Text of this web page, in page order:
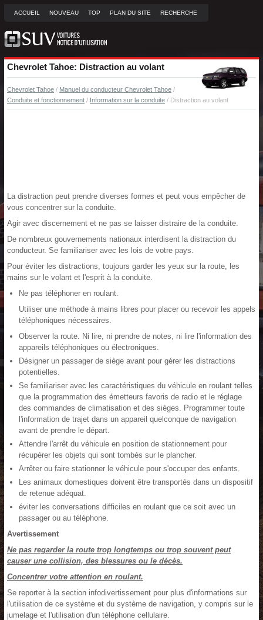
ACCUEIL NOUVEAU TOP PLAN DU SITE RECHERCHE
Chevrolet Tahoe: Distraction au volant
Chevrolet Tahoe / Manuel du conducteur Chevrolet Tahoe /
Conduite et fonctionnement / Information sur la conduite / Distraction au volant
La distraction peut prendre diverses formes et peut vous empêcher de
vous concentrer sur la conduite.
Agir avec discernement et ne pas se laisser distraire de la conduite.
De nombreux gouvernements nationaux interdisent la distraction du
conducteur. Se familiariser avec les lois de votre pays.
Pour éviter les distractions, toujours garder les yeux sur la route, les
mains sur le volant et l'esprit à la conduite.
Ne pas téléphoner en roulant.
Utiliser une méthode à mains libres pour placer ou recevoir les appels
téléphoniques nécessaires.
Observer la route. Ni lire, ni prendre de notes, ni lire l'information des
appareils téléphoniques ou électroniques.
Désigner un passager de siège avant pour gérer les distractions
potentielles.
Se familiariser avec les caractéristiques du véhicule en roulant telles
que la programmation des émetteurs favoris de radio et le réglage
des commandes de climatisation et des sièges. Programmer toute
l'information de trajet dans un appareil quelconque de navigation
avant de prendre le départ.
Attendre l'arrêt du véhicule en position de stationnement pour
récupérer les objets qui sont tombés sur le plancher.
Arrêter ou faire stationner le véhicule pour s'occuper des enfants.
Les animaux domestiques doivent être transportés dans un dispositif
de retenue adéquat.
éviter les conversations difficiles en roulant que ce soit avec un
passager ou au téléphone.
Avertissement
Ne pas regarder la route trop longtemps ou trop souvent peut
causer une collision, des blessures ou le décès.
Concentrer votre attention en roulant.
Se reporter à la section infodivertissement pour plus d'informations sur
l'utilisation de ce système et du système de navigation, y compris sur le
jumelage et l'utilisation d'un téléphone cellulaire.